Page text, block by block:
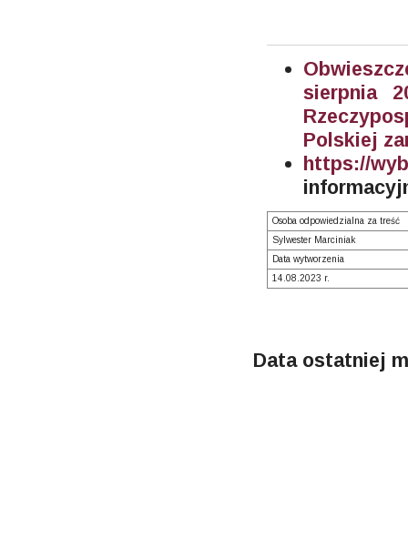
sierpnia
Polskiej
https://
Osoba odpowiedzialna za treść
Sylwester Marciniak
Data wytworzenia
14.08.2023 r.
Data ostatniej